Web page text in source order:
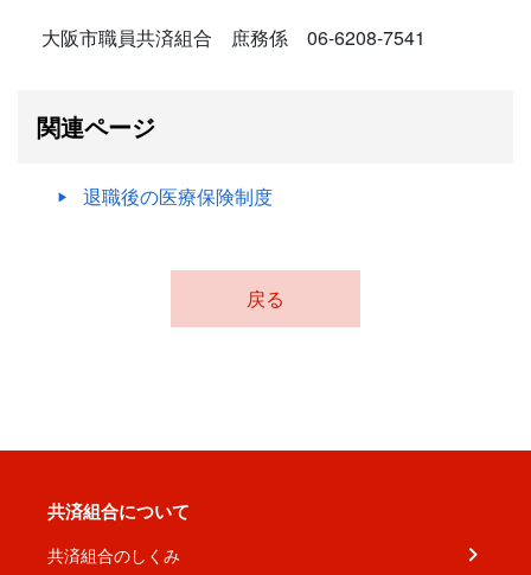
大阪市職員共済組合 庶務係 06-6208-7541
関連ページ
退職後の医療保険制度
戻る
共済組合について
共済組合のしくみ